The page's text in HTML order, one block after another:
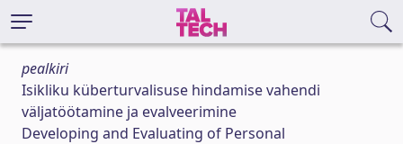
pealkiri
Isikliku küberturvalisuse hindamise vahendi
väljatöötamine ja evalveerimine
Developing and Evaluating of Personal